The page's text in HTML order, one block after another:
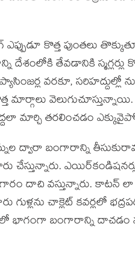
కొత్త పుంతలు
తేవడానికి స్మగ్లర్లు
వరకూ, సరిహద్దుల్లో
మార్చి తరలించడం
ద్వారా బంగారాన్ని
దాచి వస్తున్నారు. కాటన్
గుళ్లను చాక్లెట్ కవర్లలో
భాగంగా బంగారాన్ని దాచడం